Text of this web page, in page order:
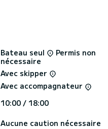
Bateau seul
Permis non
nécessaire
Avec skipper
Avec accompagnateur
10:00 / 18:00
Aucune caution nécessaire